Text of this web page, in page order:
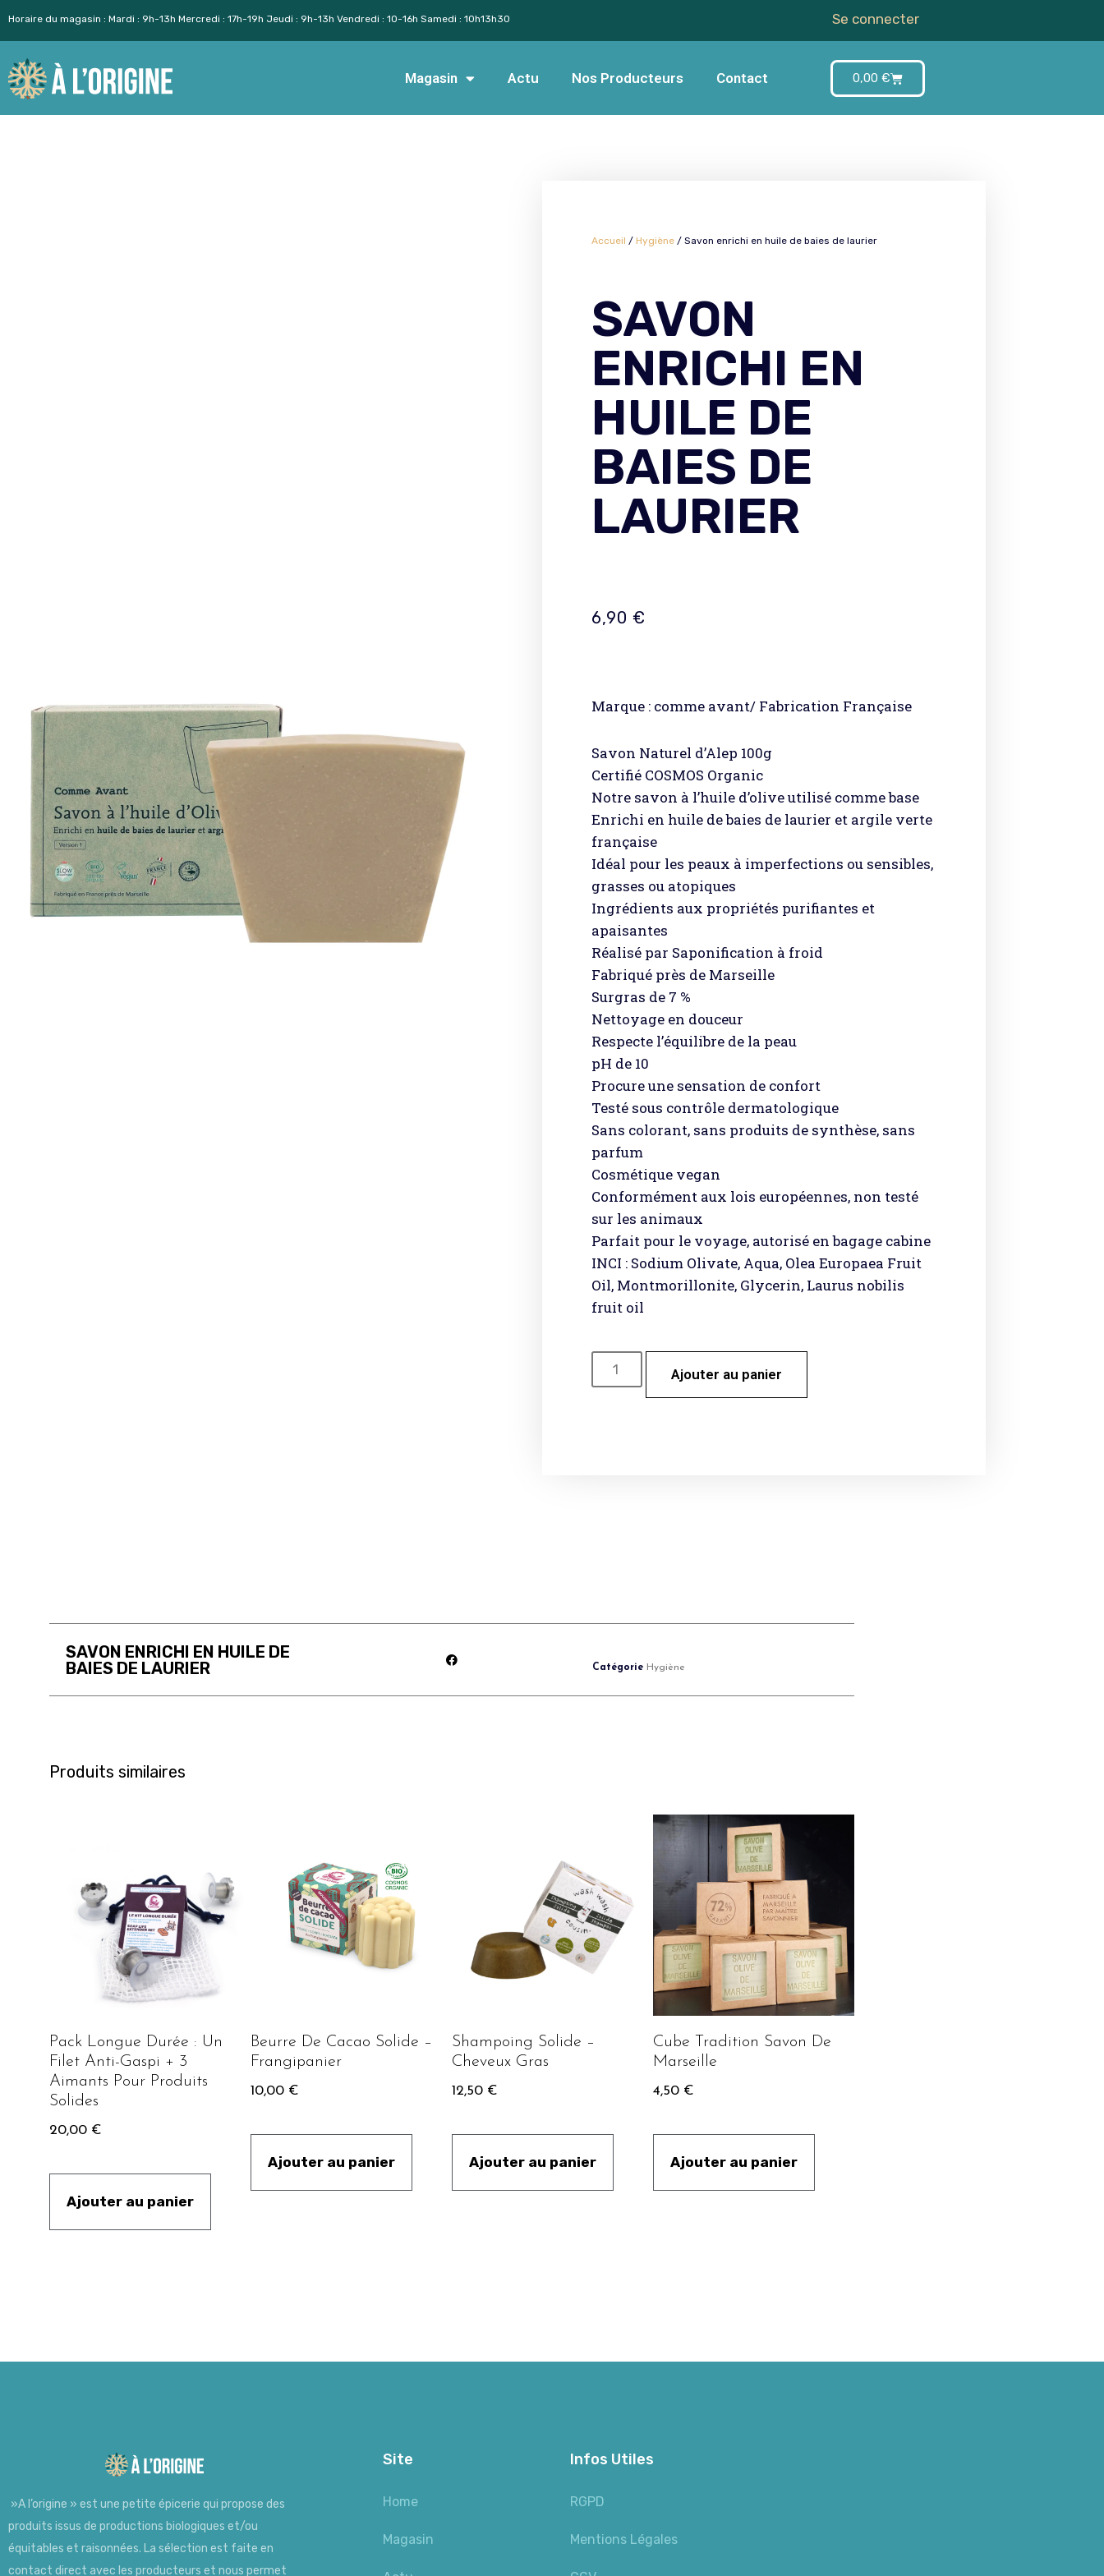
Aller
au
contenu
Horaire du magasin : Mardi : 9h-13h Mercredi : 17h-19h Jeudi : 9h-13h Vendredi : 10-16h Samedi : 10h13h30 Se connecter
Magasin Actu Nos Producteurs Contact 0,00 €
Accueil / Hygiène / Savon enrichi en huile de baies de laurier
SAVON
ENRICHI EN
HUILE DE
BAIES DE
LAURIER
6,90 €
Marque : comme avant/ Fabrication Française
Savon Naturel d’Alep 100g
Certifié COSMOS Organic
Notre savon à l’huile d’olive utilisé comme base
Enrichi en huile de baies de laurier et argile verte
française
Idéal pour les peaux à imperfections ou sensibles,
grasses ou atopiques
Ingrédients aux propriétés purifiantes et
apaisantes
Réalisé par Saponification à froid
Fabriqué près de Marseille
Surgras de 7 %
Nettoyage en douceur
Respecte l’équilibre de la peau
pH de 10
Procure une sensation de confort
Testé sous contrôle dermatologique
Sans colorant, sans produits de synthèse, sans
parfum
Cosmétique vegan
Conformément aux lois européennes, non testé
sur les animaux
Parfait pour le voyage, autorisé en bagage cabine
INCI : Sodium Olivate, Aqua, Olea Europaea Fruit
Oil, Montmorillonite, Glycerin, Laurus nobilis
fruit oil
Ajouter au panier
SAVON ENRICHI EN HUILE DE
BAIES DE LAURIER
Catégorie Hygiène
Produits similaires
Pack Longue Durée : Un
Filet Anti-Gaspi + 3
Aimants Pour Produits
Solides
20,00 €
Ajouter au panier
Beurre De Cacao Solide –
Frangipanier
10,00 €
Ajouter au panier
Shampoing Solide –
Cheveux Gras
12,50 €
Ajouter au panier
Cube Tradition Savon De
Marseille
4,50 €
Ajouter au panier
»A l’origine » est une petite épicerie qui propose des
produits issus de productions biologiques et/ou
équitables et raisonnées. La sélection est faite en
contact direct avec les producteurs et nous permet
Site
Home
Magasin
Infos Utiles
RGPD
Mentions Légales